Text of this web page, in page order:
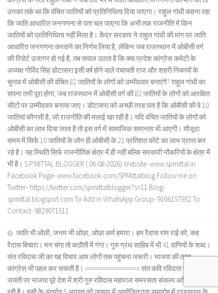
उनका तर्क था कि वंचित जातियों को प्रतिनिधित्व दिया जाएगा। राहुल गांधी कहना रहा
कि जाति आधारित जनगणना से पता चल जाएगा कि अभी तक राजनीति में किन
जातियों को प्रतिनिधित्व नहीं मिला है। केंद्र सरकार ने राहुल गांधी की मांग पर जाति
आधारित जनगणना करवाने का निर्णय लिया है, लेकिन जब राजस्थान में ओबीसी वर्ग
की रिपोर्ट उजागर हो गई है, तब सवाल उठता है कि क्या प्रदेश कांग्रेस कमेटी के
अध्यक्ष गोविंद सिंह डोटासरा इसी वर्ष होने वाले पंचायती राज और शहरी निकायों के
चुनाव में ओबीसी की वंचित 82 जातियों के लोगों को उम्मीदवार बनाएंगे? राहुल गांधी का
सपना तभी पूरा होगा, जब राजस्थान में ओबीसी वर्ग की 82 जातियों के लोगों को आरक्षित
सीटों पर उम्मीदवार बनाया जाए। डोटासरा को अच्छी तरह पता है कि ओबीसी की वे 10
जातियां कौनसी है, जो राजनीति की मलाई खा रही है। यदि वंचित जातियों के लोगों को
ओबीसी का लाभ दिया जाता है तो इस वर्ग में सामाजिक समानता भी आएगी। मौजूदा
समय में सिर्फ 10 जातियों के लोग ही ओबीसी के 21 प्रतिशत कोटे का लाभ प्राप्त कर
रहे है। यह स्थिति सिर्फ राजनीतिक क्षेत्र में ही नहीं बल्कि सरकारी नौकरियों के क्षेत्र में
भी है। S.P.MITTAL BLOGGER ( 06-08-2026) Website- www.spmittal.in
Facebook Page- www.facebook.com/SPMittalblog Follow me on
Twitter- https://twitter.com/spmittalblogger?s=11 Blog-
spmittal.blogspot.com To Add in WhatsApp Group- 9166157932 To
Contact- 9829071511
जाति भी ओछी, जनम भी ओछा, ओछा कर्म हमारा। हम रैदास राम राई को, कह
रैदास बिचारा। मन चंगा तो कठौती में गंगा। गुरु ग्रंथ साहिब में भी 41 वाणियों के शब्द।
संत रविदास जी का यह विचार आम लोगों तक पहुंचना जरूरी। भाजपा की तरह
कांग्रेस भी पहल कर सकती है। ================ संत कवि रविदास जी 650 वीं
जयंती पर भाजपा पूरे देश में श्री गुरु रविदास महाराज समरसता संकल्प अभियान चला